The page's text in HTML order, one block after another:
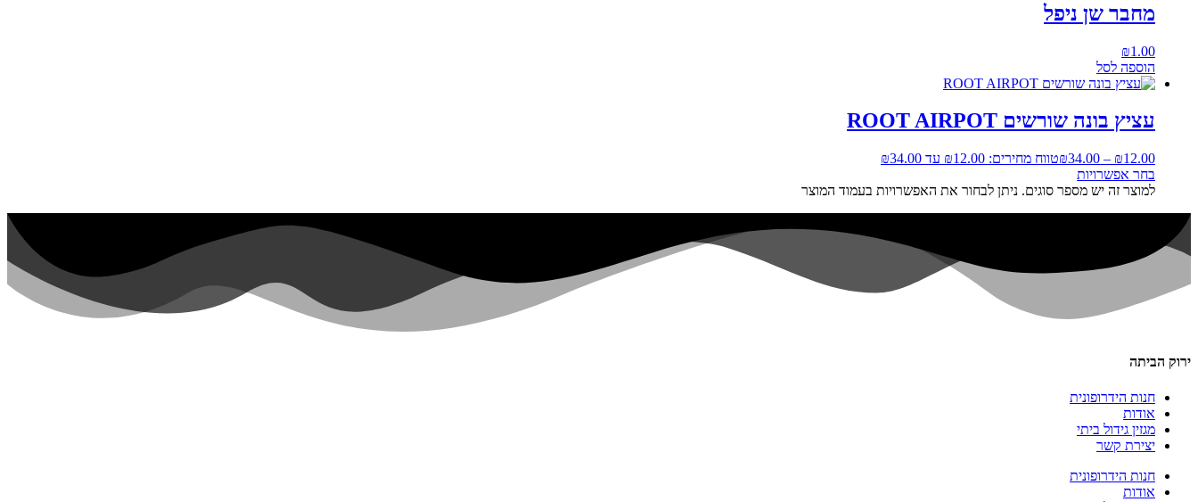
מחבר שן ניפל
₪1.00
הוספה לסל
עציץ בונה שורשים ROOT AIRPOT
₪12.00
–
₪34.00
טווח מחירים: ⁦₪12.00⁩ עד ⁦₪34.00⁩
בחר אפשרויות
למוצר זה יש מספר סוגים. ניתן לבחור את האפשרויות בעמוד המוצר
ירוק הביתה
חנות הידרופונית
אודות
מגזין גידול ביתי
יצירת קשר
חנות הידרופונית
אודות